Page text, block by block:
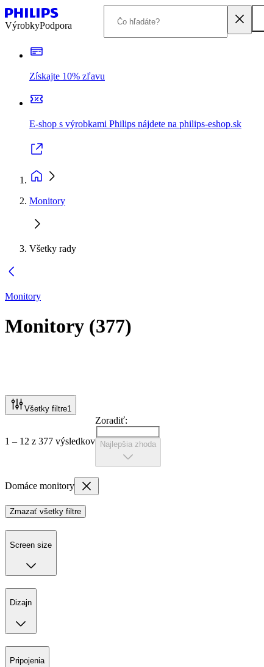
VýrobkyPodpora
Získajte 10% zľavu
E-shop s výrobkami Philips nájdete na philips-eshop.sk
Monitory
Všetky rady
Monitory
Monitory (377)
Všetky filtre1
1 – 12 z 377 výsledkov
Zoradiť:
Najlepšia zhoda
Domáce monitory
Zmazať všetky filtre
Screen size
Dizajn
Pripojenia